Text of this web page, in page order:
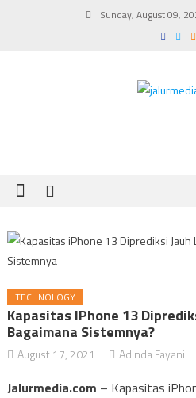
Sunday, August 09,
TECHNOLOGY
Kapasitas IPhone 13
Bagaimana Sistemnya?
August 17, 2021 Adinda Fayani
Jalurmedia.com – Kapasitas